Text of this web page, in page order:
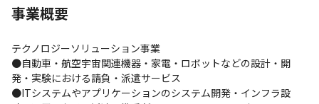
事業概要
テクノロジーソリューション事業
●自動車・航空宇宙関連機器・家電・ロボットなどの設計・開
発・実験における請負・派遣サービス
●ITシステムやアプリケーションのシステム開発・インフラ設